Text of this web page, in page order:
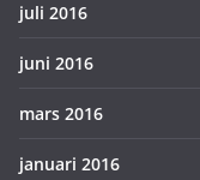
juli 2016
juni 2016
mars 2016
januari 2016